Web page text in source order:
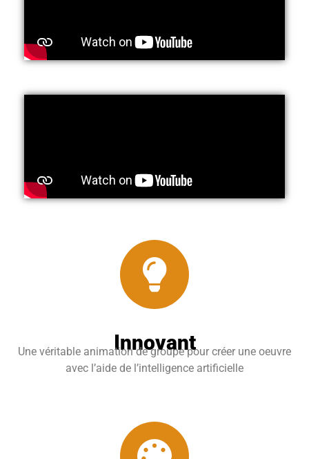
Innovant
Une véritable animation de groupe pour créer une oeuvre
avec l’aide de l’intelligence artificielle